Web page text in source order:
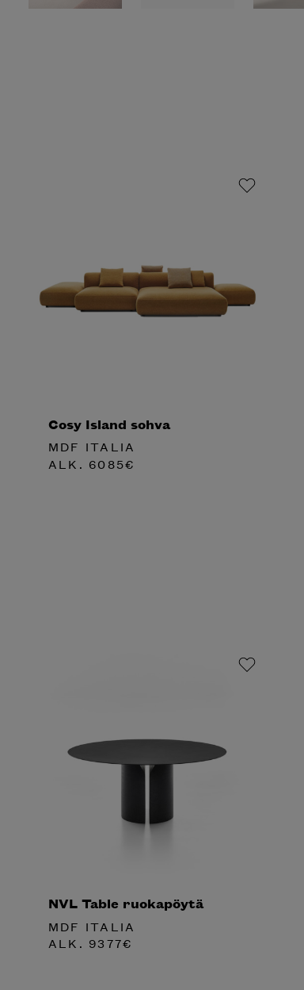
Cosy Island sohva
MDF ITALIA
ALK. 6085€
NVL Table ruokapöytä
MDF ITALIA
ALK. 9377€